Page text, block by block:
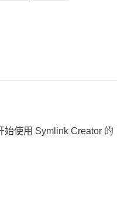
始使用 Symlink Creator 的